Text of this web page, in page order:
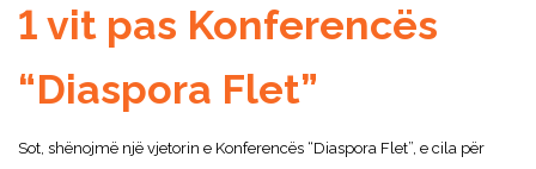
1 vit pas Konferencës
“Diaspora Flet”
Sot, shënojmë një vjetorin e Konferencës “Diaspora Flet”, e cila për